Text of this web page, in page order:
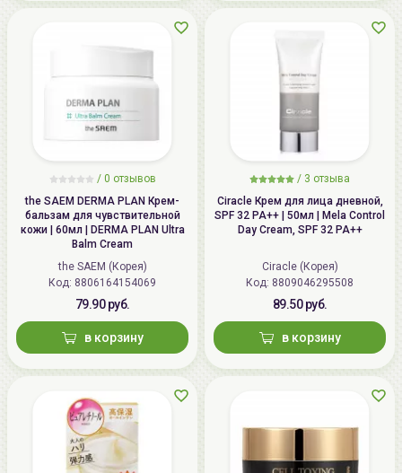
/ 0 отзывов
the SAEM DERMA PLAN Крем-
бальзам для чувствительной
кожи | 60мл | DERMA PLAN Ultra
Balm Cream
the SAEM (Корея)
Код: 8806164154069
79.90 руб.
в корзину
/ 3 отзыва
Ciracle Крем для лица дневной,
SPF 32 PA++ | 50мл | Mela Control
Day Cream, SPF 32 PA++
Ciracle (Корея)
Код: 8809046295508
89.50 руб.
в корзину